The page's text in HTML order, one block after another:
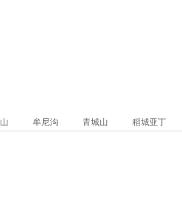
牟尼沟 青城山 稻城亚丁